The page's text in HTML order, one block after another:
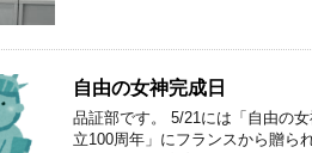
自由の女神完成日
品証部です。 5/21には「自由の
立100周年」にフランスから贈ら